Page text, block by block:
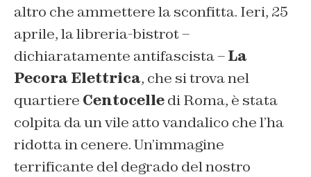
altro che ammettere la sconfitta. Ieri, 25
aprile, la libreria-bistrot –
dichiaratamente antifascista –La
Pecora Elettrica, che si trova nel
quartiere Centocelledi Roma, è stata
colpita da un vile atto vandalico che l’ha
ridotta in cenere. Un’immagine
terrificante del degrado del nostro